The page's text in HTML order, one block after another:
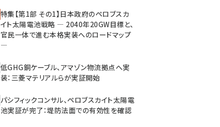
特集【第1部 その1】日本政府のペロブスカ
イト太陽電池戦略 ― 2040年20GW目標と、
官民一体で進む本格実装へのロードマップ
―
低GHG銅ケーブル、アマゾン物流拠点へ実
装：三菱マテリアルらが実証開始
パシフィックコンサル、ペロブスカイト太陽電
池実証が完了：堤防法面での有効性を確認